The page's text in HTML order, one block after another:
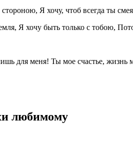
Я хочу, чтоб всегда ты
Я хочу быть только с тобою,
для меня! Ты мое счастье, жизнь
любимому